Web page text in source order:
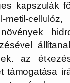
kapszulák
metil-
az
támogatása